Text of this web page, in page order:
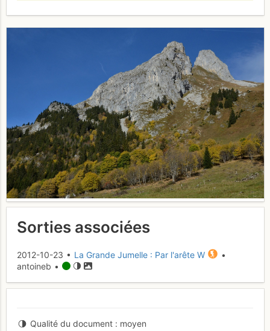
Sorties associées
2012-10-23 • La Grande Jumelle : Par l'arête W
•
antoineb •
Qualité du document moyen